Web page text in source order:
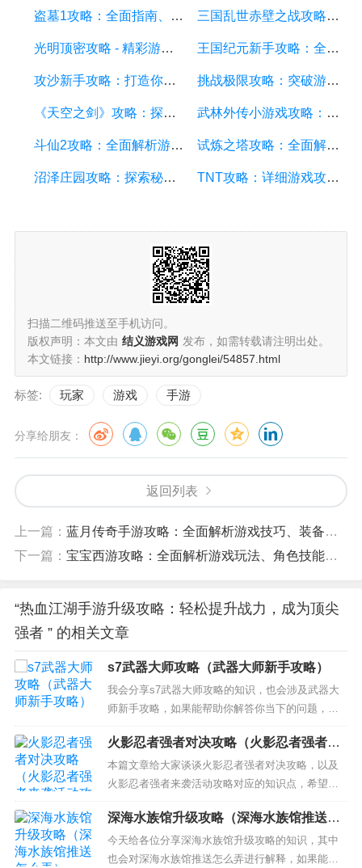
盗墓1攻略：全面指南、秘籍和技巧 三国乱世赤壁之战攻略：详细游戏攻略方面的描述
光明顶密攻略 - 精彩游戏攻略分享，助你征服光明顶的挑战 王国纪元新手攻略：全面解析游戏基础、升级策略和资源管理
攻沙新手攻略：打造你的战争帝国，征服沙漠世界 挑战极限攻略：突破游戏难关的终极指南
《天空之剑》攻略：探索天空的冒险之旅 武林外传小游戏攻略：全面解析游戏技巧、角色选择和剧情推进
斗仙2攻略：全面解析游戏技巧、副本攻略、装备养成和战斗策略 试炼之塔攻略：全面解析游戏技巧与策略，帮你征服每一层塔
沼泽庄园攻略：探索秘密、击败怪物、解谜全指南 TNT攻略：详细游戏攻略方面的描述
扫描二维码推送至手机访问。
版权声明：本文由 结义游戏网 发布，如需转载请注明出处。
本文链接： http://www.jieyi.org/gonglei/54857.html
标签: 玩家 游戏 手游
分享给朋友：
返回列表
上一篇： 蓝月传奇手游攻略：全面解析游戏技巧、装备提升和战斗策略
下一篇： 宝宝西游攻略：全面解析游戏玩法、角色技能和装备获取
“热血江湖手游升级攻略：轻松提升战力，成为顶尖
强者 ” 的相关文章
s7武器大师攻略（武器大师新手攻略）
我会分享s7武器大师攻略的知识，也会涉及武器大
师新手攻略，如果能帮助你解答你当下的问题，别
忘记关注我们吧！ 本文目录一览： 1、LOLS7武器
大师贾克斯符文天赋出装解析 2、csgo武器大师成
就怎么完成 3、lol武器大师竞技场玩法攻略 具体操
作方法 LOLS7武器大师贾克斯符文天赋出装...
火影忍者强者对决攻略（火影忍者强者来
袭活动攻略）
本篇文章给大家谈谈火影忍者强者对决攻略，以及
火影忍者强者来袭活动攻略对应的知识点，希望对
各位有所帮助，不要忘了收藏本站喔。 本文目录一
览： 1、火影忍者手游第九章不死破坏者怎么打 不
死破坏者副本通关攻略 2、火影忍者手游怎么观战好
友 3、火影忍者手游强者对决什么时候匹配 4、火影
深海水族馆升级攻略（深海水族馆推送怎
么弄）
今天给各位分享深海水族馆升级攻略的知识，其中
也会对深海水族馆推送怎么弄进行解释，如果能碰